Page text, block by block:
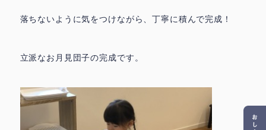
落ちないように気をつけながら、丁寧に積んで完成！
立派なお月見団子の完成です。